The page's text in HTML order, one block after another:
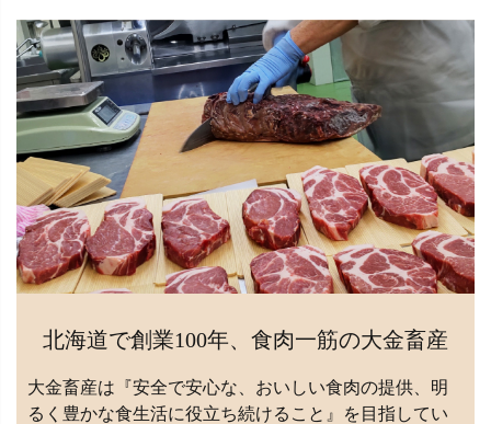
北海道で創業100年、食肉一筋の大金畜産
大金畜産は『安全で安心な、おいしい食肉の提供、明
るく豊かな食生活に役立ち続けること』を目指してい